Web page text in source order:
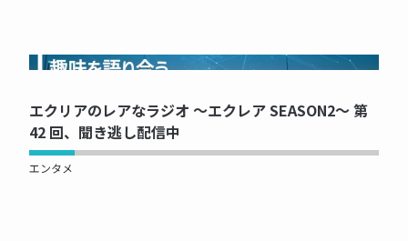
NOW PRINTING...
エクリアのレアなラジオ ～エクレア SEASON2～ 第
42 回、聞き逃し配信中
エンタメ